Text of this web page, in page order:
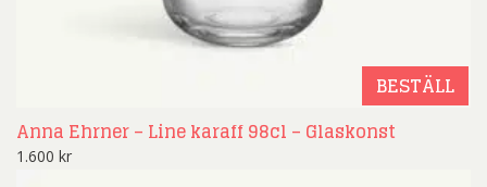
BESTÄLL
Anna Ehrner – Line karaff 98cl – Glaskonst
1.600 kr